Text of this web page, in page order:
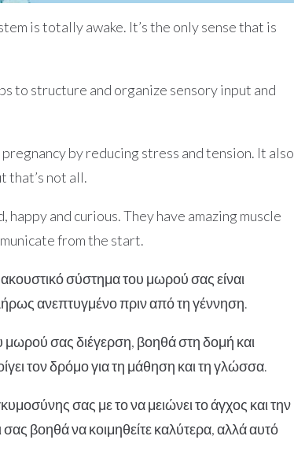
is totally awake. It’s the only sense that is
to structure and organize sensory input and
by reducing stress and tension. It also
that’s not all.
and curious. They have amazing muscle
from the start.
σύστημα του μωρού σας είναι
ανεπτυγμένο πριν από τη γέννηση.
σας διέγερση, βοηθά στη δομή και
τον δρόμο για τη μάθηση και τη γλώσσα.
σας με το να μειώνει το άγχος και την
βοηθά να κοιμηθείτε καλύτερα, αλλά αυτό